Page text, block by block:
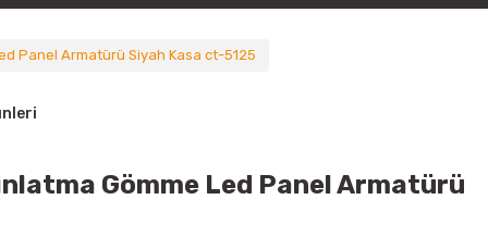
Panel Armatürü Siyah Kasa ct-5125
Gömme Led Panel Armatürü